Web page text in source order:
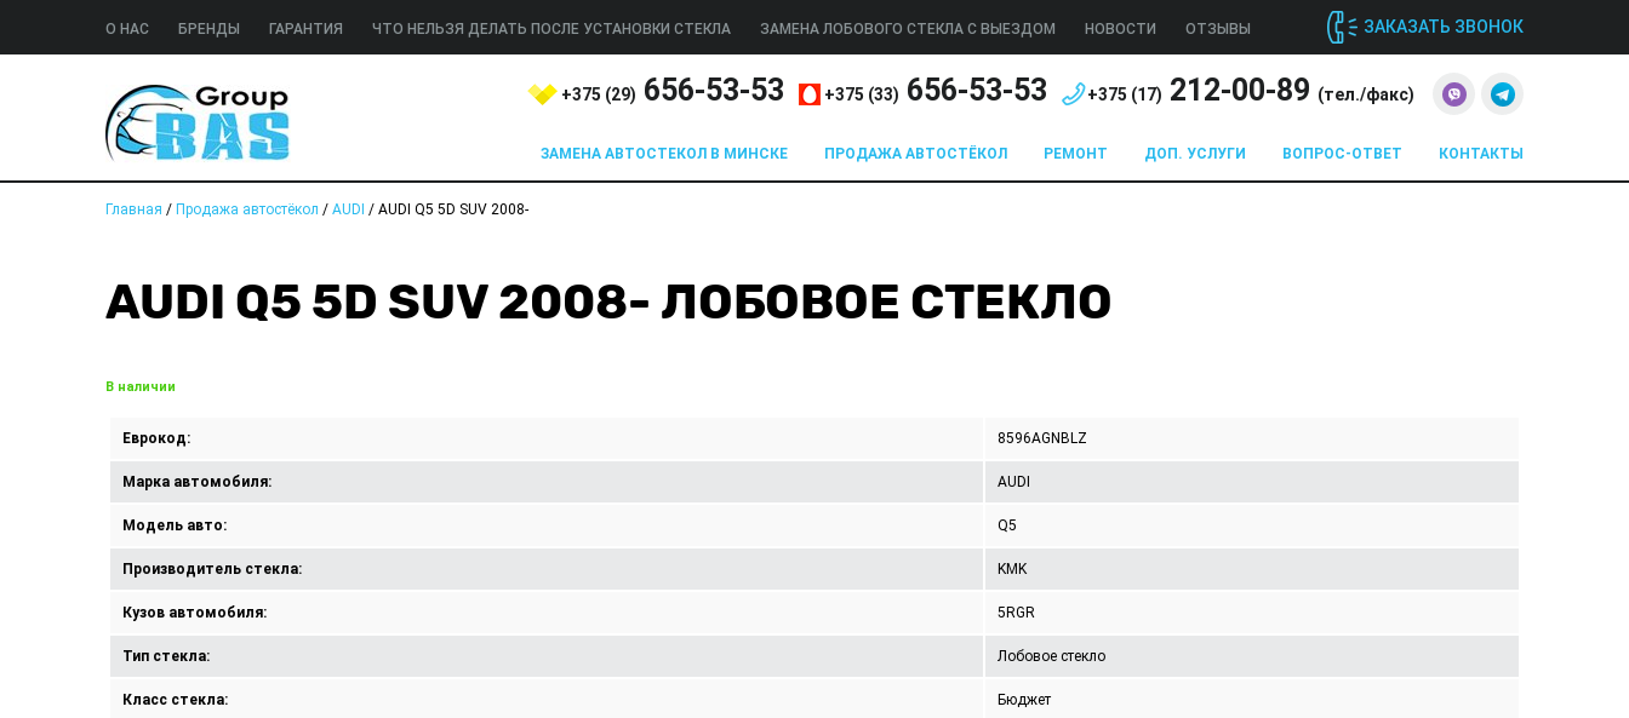
О НАС БРЕНДЫ ГАРАНТИЯ ЧТО НЕЛЬЗЯ ДЕЛАТЬ ПОСЛЕ УСТАНОВКИ СТЕКЛА ЗАМЕНА ЛОБОВОГО СТЕКЛА С ВЫЕЗДОМ НОВОСТИ ОТЗЫВЫ ЗАКАЗАТЬ ЗВОНОК
+375 (29) 656-53-53 +375 (33) 656-53-53 +375 (17) 212-00-89 (тел./факс)
ЗАМЕНА АВТОСТЕКОЛ В МИНСКЕ ПРОДАЖА АВТОСТЁКОЛ РЕМОНТ ДОП. УСЛУГИ ВОПРОС-ОТВЕТ КОНТАКТЫ
Главная / Продажа автостёкол / AUDI / AUDI Q5 5D SUV 2008-
AUDI Q5 5D SUV 2008- ЛОБОВОЕ СТЕКЛО
В наличии
Еврокод: 8596AGNBLZ
Марка автомобиля: AUDI
Модель авто: Q5
Производитель стекла: KMK
Кузов автомобиля: 5RGR
Тип стекла: Лобовое стекло
Класс стекла: Бюджет